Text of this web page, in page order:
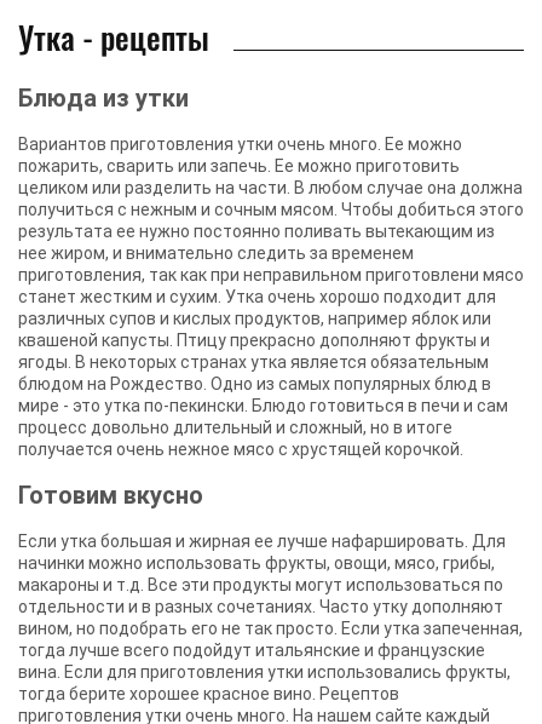
Утка - рецепты
Блюда из утки
Вариантов приготовления утки очень много. Ее можно
пожарить, сварить или запечь. Ее можно приготовить
целиком или разделить на части. В любом случае она должна
получиться с нежным и сочным мясом. Чтобы добиться этого
результата ее нужно постоянно поливать вытекающим из
нее жиром, и внимательно следить за временем
приготовления, так как при неправильном приготовлени мясо
станет жестким и сухим. Утка очень хорошо подходит для
различных супов и кислых продуктов, например яблок или
квашеной капусты. Птицу прекрасно дополняют фрукты и
ягоды. В некоторых странах утка является обязательным
блюдом на Рождество. Одно из самых популярных блюд в
мире - это утка по-пекински. Блюдо готовиться в печи и сам
процесс довольно длительный и сложный, но в итоге
получается очень нежное мясо с хрустящей корочкой.
Готовим вкусно
Если утка большая и жирная ее лучше нафаршировать. Для
начинки можно использовать фрукты, овощи, мясо, грибы,
макароны и т.д. Все эти продукты могут использоваться по
отдельности и в разных сочетаниях. Часто утку дополняют
вином, но подобрать его не так просто. Если утка запеченная,
тогда лучше всего подойдут итальянские и французские
вина. Если для приготовления утки использовались фрукты,
тогда берите хорошее красное вино. Рецептов
приготовления утки очень много. На нашем сайте каждый